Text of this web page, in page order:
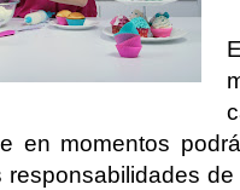
en momentos
responsabilidades